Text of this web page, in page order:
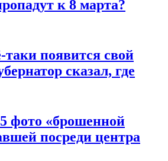
к 8 марта?
таки появится свой
сказал, где
фото «брошенной
посреди центра